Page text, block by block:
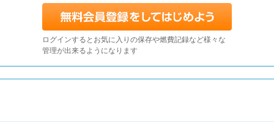
ログインするとお気に入りの保存や燃費記録など様々な
管理が出来るようになります